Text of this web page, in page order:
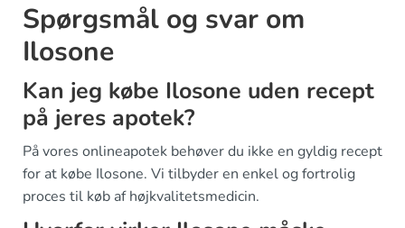
Spørgsmål og svar om
Ilosone
Kan jeg købe Ilosone uden recept
på jeres apotek?
På vores onlineapotek behøver du ikke en gyldig recept
for at købe Ilosone. Vi tilbyder en enkel og fortrolig
proces til køb af højkvalitetsmedicin.